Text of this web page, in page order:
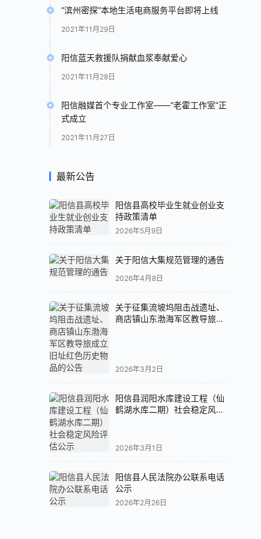
“滨州密探”本地生活电商服务平台即将上线
2021年11月29日
阳信蓝天救援队捐献血浆奉献爱心
2021年11月28日
阳信融媒首个专业工作室——“老霍工作室”正
式成立
2021年11月27日
最新公告
阳信县高校毕业生就业创业支
持政策清单
2026年5月9日
关于阳信大集规范管理的通告
2026年4月8日
关于征集流坡坞阻击战遗址、
商店镇山东渤海军区教导旅成
2026年3月2日
阳信县润阳水库建设工程（仙
鹤湖水库二期）社会稳定风险
2026年3月1日
阳信县人民法院办公联系电话
公示
2026年2月26日